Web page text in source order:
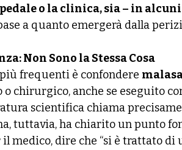
o la clinica, sia – in
a quanto emergerà dalla
Non Sono la Stessa Cosa
frequenti è confondere
chirurgico, anche se eseguito
scientifica chiama
tuttavia, ha chiarito un punto
medico, dire che “si è trattato di